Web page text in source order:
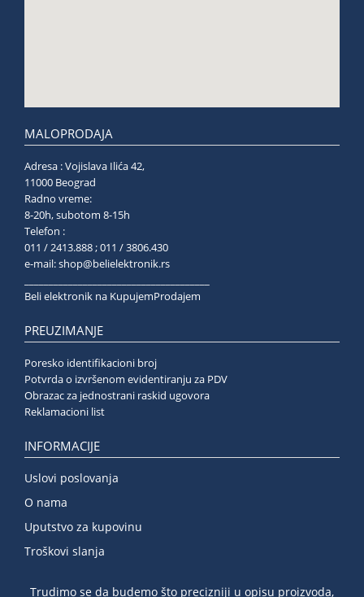
MALOPRODAJA
Adresa : Vojislava Ilića 42,
11000 Beograd
Radno vreme:
8-20h, subotom 8-15h
Telefon :
011 / 2413.888 ; 011 / 3806.430
e-mail:shop@belielektronik.rs
Beli elektronik na KupujemProdajem
PREUZIMANJE
Poresko identifikacioni broj
Potvrda o izvršenom evidentiranju za PDV
Obrazac za jednostrani raskid ugovora
Reklamacioni list
INFORMACIJE
Uslovi poslovanja
O nama
Uputstvo za kupovinu
Troškovi slanja
Trudimo se da budemo što precizniji u opisu proizvoda,